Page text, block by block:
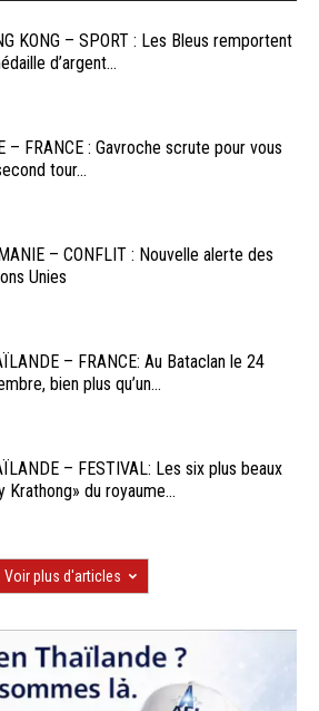
KONG – SPORT : Les Bleus remportent
d’argent...
– FRANCE : Gavroche scrute pour vous
tour...
– CONFLIT : Nouvelle alerte des
Unies
– FRANCE: Au Bataclan le 24
bien plus qu’un...
– FESTIVAL: Les six plus beaux
Krathong» du royaume...
Voir plus d'articles